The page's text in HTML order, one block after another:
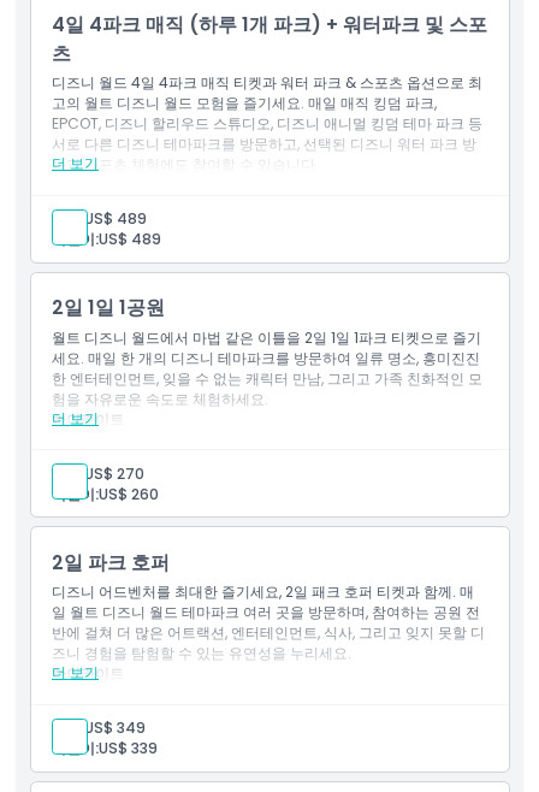
디즈니 애니멀 킹덤 테마파크 포함
포함 사항
4일간 어트랙션 이용권
티켓 사용 기간 동안 하루에 1개 공원 입장 가능. 각 날짜마다 다
른 공원에서 사용해야 함(매직 킹덤 파크, EPCOT, 디즈니 할리우
드 스튜디오, 디즈니 애니멀 킹덤 테마 파크)
4일 4파크 매직 (하루 1개 파크) + 워터파크 및 스포
츠
디즈니 월드 4일 4파크 매직 티켓과 워터 파크 & 스포츠 옵션으로 최
고의 월트 디즈니 월드 모험을 즐기세요. 매일 매직 킹덤 파크,
EPCOT, 디즈니 할리우드 스튜디오, 디즈니 애니멀 킹덤 테마 파크 등
서로 다른 디즈니 테마파크를 방문하고, 선택된 디즈니 워터 파크 방
문과 스포츠 체험에도 참여할 수 있습니다.
더 보기
4일 동안 4개의 디즈니 테마파크 입장권
하루에 1개의 다른 파크 방문
매직 킹덤 파크, 에프콧, 디즈니 할리우드 스튜디오, 디즈니 애니
멀 킹덤 테마파크 포함
능
짜릿한 놀이기구, 가족을 위한 명소, 라이브 엔터테인먼트 체험
워터 파크 및 스포츠 혜택을 통한 추가 유연성 즐기기
월트 디즈니 월드를 더 많이 경험하고자 하는 고객에게 훌륭한
가치
포함 사항
성인: US$ 489
어린이:US$ 489
2일 1일 1공원
월트 디즈니 월드에서 마법 같은 이틀을 2일 1일 1파크 티켓으로 즐기
세요. 매일 한 개의 디즈니 테마파크를 방문하여 일류 명소, 흥미진진
한 엔터테인먼트, 잊을 수 없는 캐릭터 만남, 그리고 가족 친화적인 모
험을 자유로운 속도로 체험하세요.
더 보기
하이라이트
참여하는 월트 디즈니 월드 테마파크 중 선택 가능
스릴 넘치는 놀이기구와 상징적인 명소 체험
라이브 엔터테인먼트 및 캐릭터 만남 즐기기
테마 다이닝, 쇼핑 및 가족 친화적인 경험 발견
가족, 커플, 디즈니 팬에게 이상적
포함 사항
2일간 어트랙션 패스
티켓 기간 중 매일 1개의 파크 입장 가능. 매일 다른 파크 선택 가
능 (매직 킹덤 파크, EPCOT, 디즈니 할리우드 스튜디오, 디즈니
애니멀 킹덤 중 선택)
성인: US$ 270
어린이:US$ 260
2일 파크 호퍼
디즈니 어드벤처를 최대한 즐기세요, 2일 패크 호퍼 티켓과 함께. 매
일 월트 디즈니 월드 테마파크 여러 곳을 방문하며, 참여하는 공원 전
반에 걸쳐 더 많은 어트랙션, 엔터테인먼트, 식사, 그리고 잊지 못할 디
즈니 경험을 탐험할 수 있는 유연성을 누리세요.
더 보기
하이라이트
매일 여러 월트 디즈니 월드 테마파크 방문 가능
참가 테마파크 간 파크 호핑의 유연성 즐기기
더 많은 어트랙션, 엔터테인먼트, 다이닝 경험하기
자신의 속도로 디즈니 일정 직접 만들기
성인: US$ 349
어린이:US$ 339